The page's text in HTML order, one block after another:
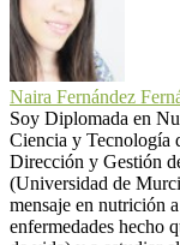
Naira Fernández
Soy Diplomada en
Ciencia y Tecnología
Dirección y Gestión
(Universidad de
mensaje en nutrición
enfermedades hecho